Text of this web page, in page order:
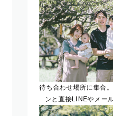
待ち合わせ場所に集合
ンと直接LINEやメー